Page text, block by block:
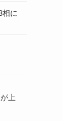
相に
上